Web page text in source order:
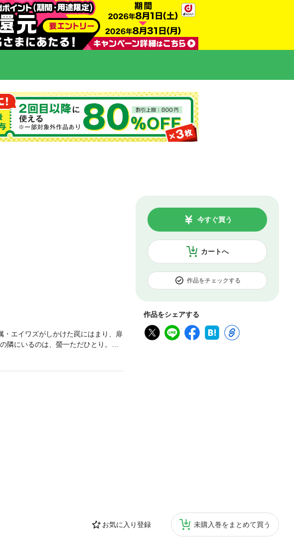
カートへ
今すぐ買う
作品をチェックする
作品をシェアする
お気に入り登録 未購入巻をまとめて買う
エイワズがしかけた罠にはまり、扉
隣にいるのは、螢一ただひとり。お